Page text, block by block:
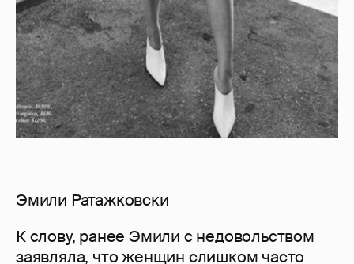
Эмили Ратажковски
К слову, ранее Эмили с недовольством
заявляла, что женщин слишком часто